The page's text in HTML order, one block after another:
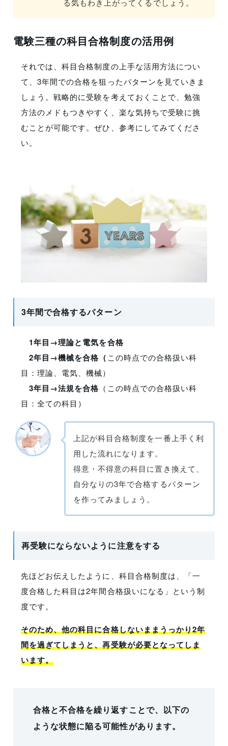
る気もわき上がってくるでしょう。
電験三種の科目合格制度の活用例
それでは、科目合格制度の上手な活用方法につい
て、3年間での合格を狙ったパターンを見ていきま
しょう。戦略的に受験を考えておくことで、勉強
方法のメドもつきやすく、楽な気持ちで受験に挑
むことが可能です。ぜひ、参考にしてみてくださ
い。
3年間で合格するパターン
1年目→理論と電気を合格
2年目→機械を合格（ この時点での合格扱い科
目：理論、電気、機械）
3年目→法規を合格 （この時点での合格扱い科
目：全ての科目）
上記が科目合格制度を一番上手く利
用した流れになります。
得意・不得意の科目に置き換えて、
自分なりの3年で合格するパターン
を作ってみましょう。
再受験にならないように注意をする
先ほどお伝えしたように、科目合格制度は、「一
度合格した科目は2年間合格扱いになる」という制
度です。
そのため、他の科目に合格しないままうっかり2年
間を過ぎてしまうと、再受験が必要となってしま
います。
合格と不合格を繰り返すことで、以下の
ような状態に陥る可能性があります。